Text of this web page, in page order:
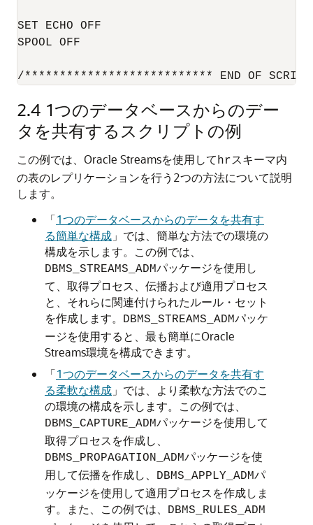
SET ECHO OFF
SPOOL OFF
/*************************** END OF
2.4 1つのデータベースからのデー
タを共有するスクリプトの例
この例では、Oracle Streamsを使用してhrスキーマ内
の表のレプリケーションを行う2つの方法について説明
します。
「1つのデータベースからのデータを共有す
る簡単な構成 」 では、簡単な方法での環境の
構成を示します。この例では、
DBMS_STREAMS_ADMパッケージを使用し
て、取得プロセス、伝播および適用プロセス
と、それらに関連付けられたルール・セット
を作成します。
DBMS_STREAMS_ADMパッケ
ージを使用すると、最も簡単にOracle
Streams環境を構成できます。
「1つのデータベースからのデータを共有す
る柔軟な構成 」 では、より柔軟な方法でのこ
の環境の構成を示します。この例では、
DBMS_CAPTURE_ADMパッケージを使用して
取得プロセスを作成し、
DBMS_PROPAGATION_ADMパッケージを使
用して伝播を作成し、
DBMS_APPLY_ADMパ
ッケージを使用して適用プロセスを作成しま
す。また、この例では、
DBMS_RULES_ADM